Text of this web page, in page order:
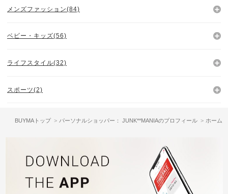
メンズファッション(84)
ベビー・キッズ(56)
ライフスタイル(32)
スポーツ(2)
BUYMAトップ パーソナルショッパー： JUNK**MANIAのプロフィール ホーム